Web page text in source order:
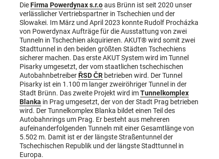
DieFirma Powerdynax s.r.oaus Brünn ist seit 2020 unser
verlässlicher Vertriebspartner in Tschechien und der
Slowakei. Im März und April 2023 konnte Rudolf Procházka
von Powerdynax Aufträge für die Ausstattung von zwei
Tunneln in Tschechien akquirieren. AKUT® wird somit zwei
Stadttunnel in den beiden größten Städten Tschechiens
sicherer machen. Das erste AKUT System wird im Tunnel
Pisarky umgesetzt, der vom staatlichen tschechischen
Autobahnbetreiber ŘSD ČR betrieben wird. Der Tunnel
Pisarky ist ein 1.100 m langer zweiröhriger Tunnel in der
Stadt Brünn. Das zweite Projekt wird imTunnelkomplex
Blanka in Prag umgesetzt, der von der Stadt Prag betrieben
wird. Der Tunnelkomplex Blanka bildet einen Teil des
Autobahnrings um Prag. Er besteht aus mehreren
aufeinanderfolgenden Tunneln mit einer Gesamtlänge von
5.502 m. Damit ist er der längste Straßentunnel der
Tschechischen Republik und der längste Stadttunnel in
Europa.